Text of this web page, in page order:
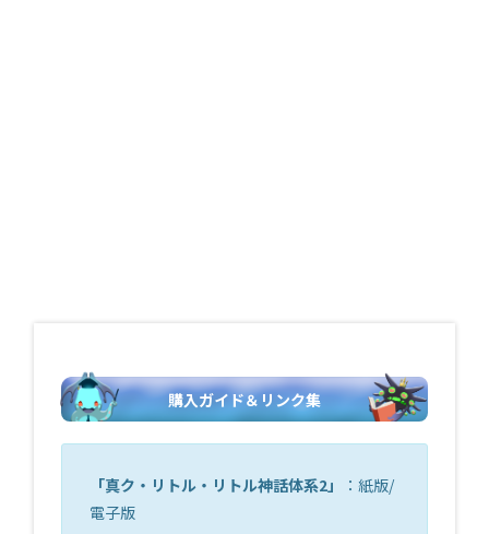
購入ガイド＆リンク集
「真ク・リトル・リトル神話体系2」
：紙版/
電子版